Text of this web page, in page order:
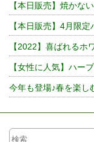
【本日販売】焼かな
【本日販売】4月限
【2022】喜ばれるホ
【女性に人気】ハー
今年も登場♪春を楽し